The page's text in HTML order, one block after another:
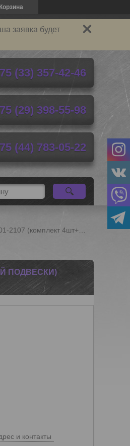
Корзина
заявка будет
(33) 357-42-46
(29) 398-55-98
(44) 783-05-22
ПОДВЕСКИ)
и контакты